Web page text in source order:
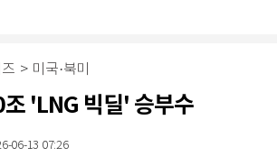
> 미국·북미
'LNG 빅딜' 승부수
06-13 07:26